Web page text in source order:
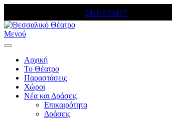
2410 533417
Μενού
Αρχική
Το Θέατρο
Παραστάσεις
Χώροι
Νέα και Δράσεις
Επικαιρότητα
Δράσεις